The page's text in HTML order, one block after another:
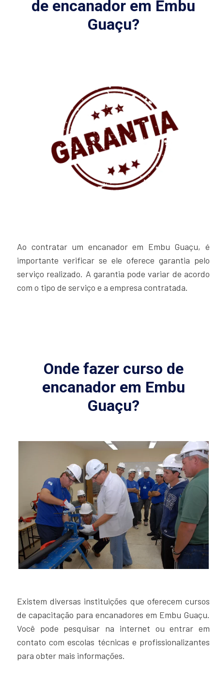
de encanador em Embu
Guaçu?
Ao contratar um encanador em Embu Guaçu, é
importante verificar se ele oferece garantia pelo
serviço realizado. A garantia pode variar de acordo
com o tipo de serviço e a empresa contratada.
Onde fazer curso de
encanador em Embu
Guaçu?
Existem diversas instituições que oferecem cursos
de capacitação para encanadores em Embu Guaçu.
Você pode pesquisar na internet ou entrar em
contato com escolas técnicas e profissionalizantes
para obter mais informações.